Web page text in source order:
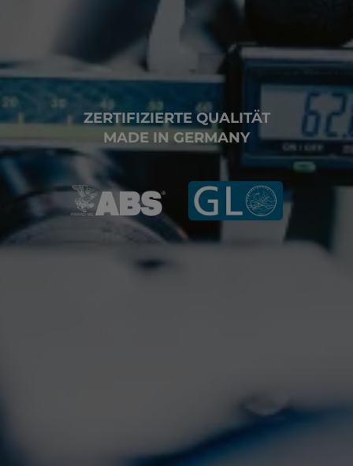
ZERTIFIZIERTE QUALITÄT
MADE IN GERMANY